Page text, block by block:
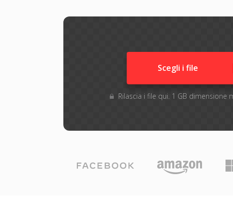
Scegli i file
Rilascia i file qui. 1 GB dimensione